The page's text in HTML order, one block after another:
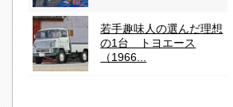
若手趣味人の選んだ理想
の1台 トヨエース
（1966...